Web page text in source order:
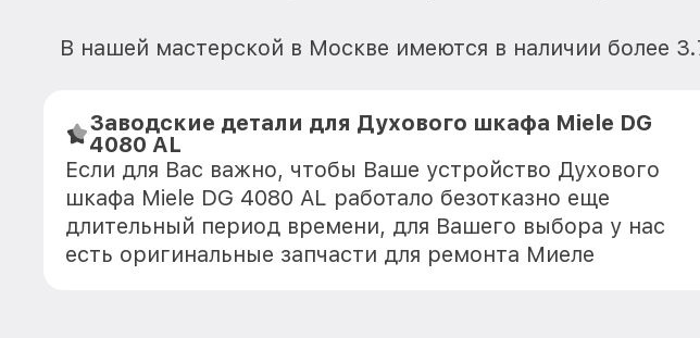
В нашей мастерской в Москве имеются в наличии более
Заводские детали для Духового шкафа Miele DG
4080 AL
Если для Вас важно, чтобы Ваше устройство Духового
шкафа Miele DG 4080 AL работало безотказно еще
длительный период времени, для Вашего выбора у нас
есть оригинальные запчасти для ремонта Миеле